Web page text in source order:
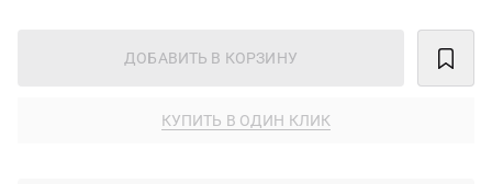
ДОБАВИТЬ В КОРЗИНУ
КУПИТЬ В ОДИН КЛИК